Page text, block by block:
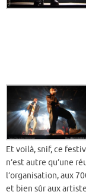
Et voilà, snif, ce
n’est autre qu’une
l’organisation, aux
et bien sûr aux